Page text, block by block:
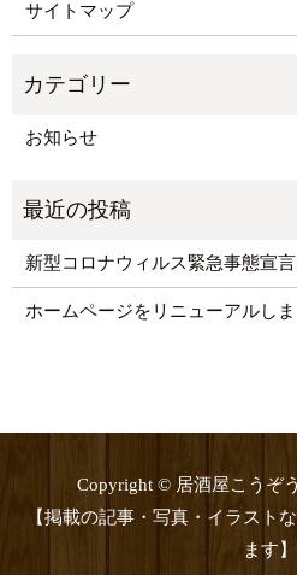
サイトマップ
お知らせ
新型コロナウィルス緊急事態宣
ホームページをリニューアルしま
Copyright © 居酒屋こうぞ
【掲載の記事・写真・イラスト
ます】